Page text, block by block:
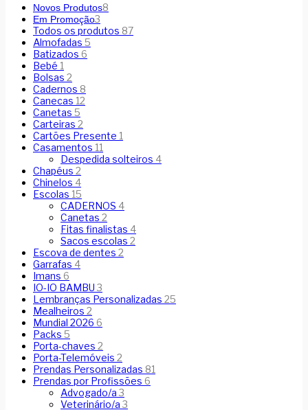
Novos Produtos8
Em Promoção3
Todos os produtos 87
Almofadas 5
Batizados 6
Bebé 1
Bolsas 2
Cadernos 8
Canecas 12
Canetas 5
Carteiras 2
Cartões Presente 1
Casamentos 11
Despedida solteiros 4
Chapéus 2
Chinelos 4
Escolas 15
CADERNOS 4
Canetas 2
Fitas finalistas 4
Sacos escolas 2
Escova de dentes 2
Garrafas 4
Imans 6
IO-IO BAMBU3
Lembranças Personalizadas 25
Mealheiros 2
Mundial 2026 6
Packs 5
Porta-chaves 2
Porta-Telemóveis 2
Prendas Personalizadas 81
Prendas por Profissões 6
Advogado/a3
Veterinário/a3